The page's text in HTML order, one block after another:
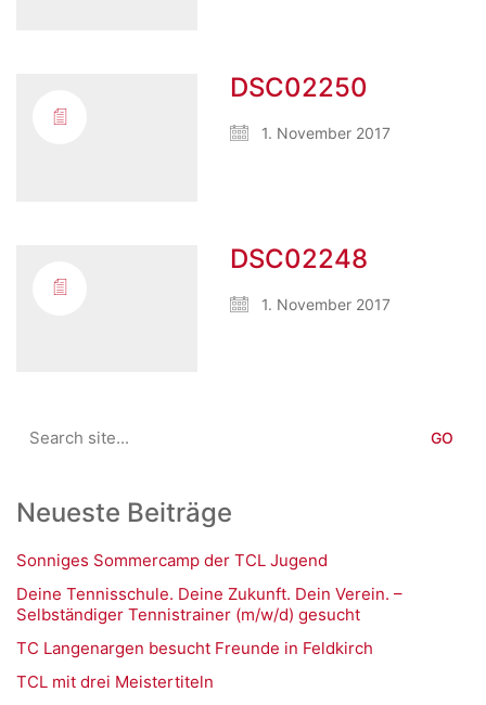
DSC02250
1. November 2017
DSC02248
1. November 2017
for:
Neueste Beiträge
Sonniges Sommercamp der TCL Jugend
Deine Tennisschule. Deine Zukunft. Dein Verein. –
Selbständiger Tennistrainer (m/w/d) gesucht
TC Langenargen besucht Freunde in Feldkirch
TCL mit drei Meistertiteln